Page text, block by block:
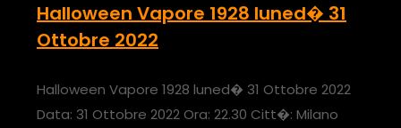
Halloween Vapore 1928 luned� 31
Ottobre 2022
Halloween Vapore 1928 luned� 31 Ottobre 2022
Data: 31 Ottobre 2022 Ora: 22.30 Citt�: Milano